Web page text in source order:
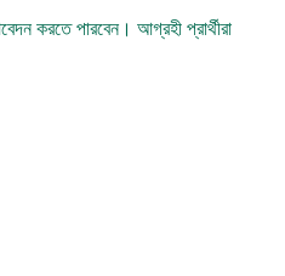
করতে পারবেন। আগ্রহী প্রার্থীরা